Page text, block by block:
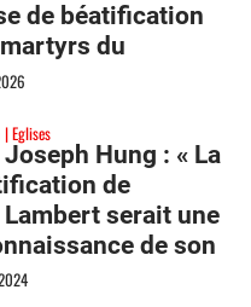
de béatification
du
Eglises
Hung : « La
de
serait une
de son
missionnaire »